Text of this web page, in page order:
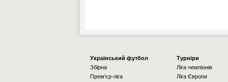
Українcький футбол
Збірна
Прем'єр-ліга
Турніри
Ліга чемпіонів
Ліга Європи